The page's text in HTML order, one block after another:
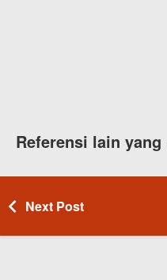
Referensi lain
Next Post